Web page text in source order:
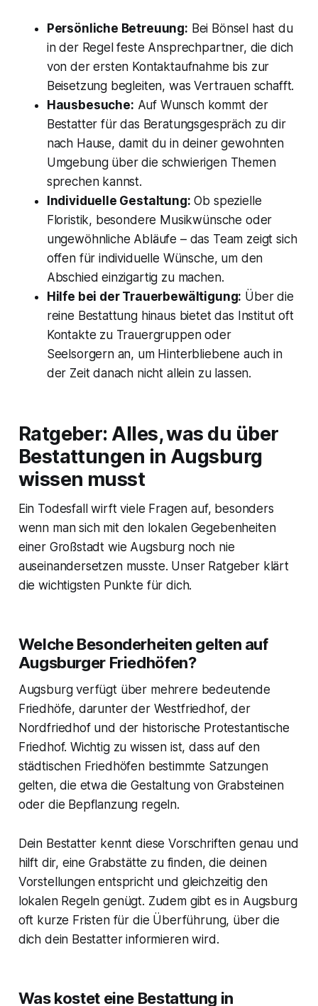
Persönliche Betreuung: Bei Bönsel hast du
in der Regel feste Ansprechpartner, die dich
von der ersten Kontaktaufnahme bis zur
Beisetzung begleiten, was Vertrauen schafft.
Hausbesuche: Auf Wunsch kommt der
Bestatter für das Beratungsgespräch zu dir
nach Hause, damit du in deiner gewohnten
Umgebung über die schwierigen Themen
sprechen kannst.
Individuelle Gestaltung: Ob spezielle
Floristik, besondere Musikwünsche oder
ungewöhnliche Abläufe – das Team zeigt sich
offen für individuelle Wünsche, um den
Abschied einzigartig zu machen.
Hilfe bei der Trauerbewältigung: Über die
reine Bestattung hinaus bietet das Institut oft
Kontakte zu Trauergruppen oder
Seelsorgern an, um Hinterbliebene auch in
der Zeit danach nicht allein zu lassen.
Ratgeber: Alles, was du über
Bestattungen in Augsburg
wissen musst
Ein Todesfall wirft viele Fragen auf, besonders
wenn man sich mit den lokalen Gegebenheiten
einer Großstadt wie Augsburg noch nie
auseinandersetzen musste. Unser Ratgeber klärt
die wichtigsten Punkte für dich.
Welche Besonderheiten gelten auf
Augsburger Friedhöfen?
Augsburg verfügt über mehrere bedeutende
Friedhöfe, darunter der Westfriedhof, der
Nordfriedhof und der historische Protestantische
Friedhof. Wichtig zu wissen ist, dass auf den
städtischen Friedhöfen bestimmte Satzungen
gelten, die etwa die Gestaltung von Grabsteinen
oder die Bepflanzung regeln.
Dein Bestatter kennt diese Vorschriften genau und
hilft dir, eine Grabstätte zu finden, die deinen
Vorstellungen entspricht und gleichzeitig den
lokalen Regeln genügt. Zudem gibt es in Augsburg
oft kurze Fristen für die Überführung, über die
dich dein Bestatter informieren wird.
Was kostet eine Bestattung in